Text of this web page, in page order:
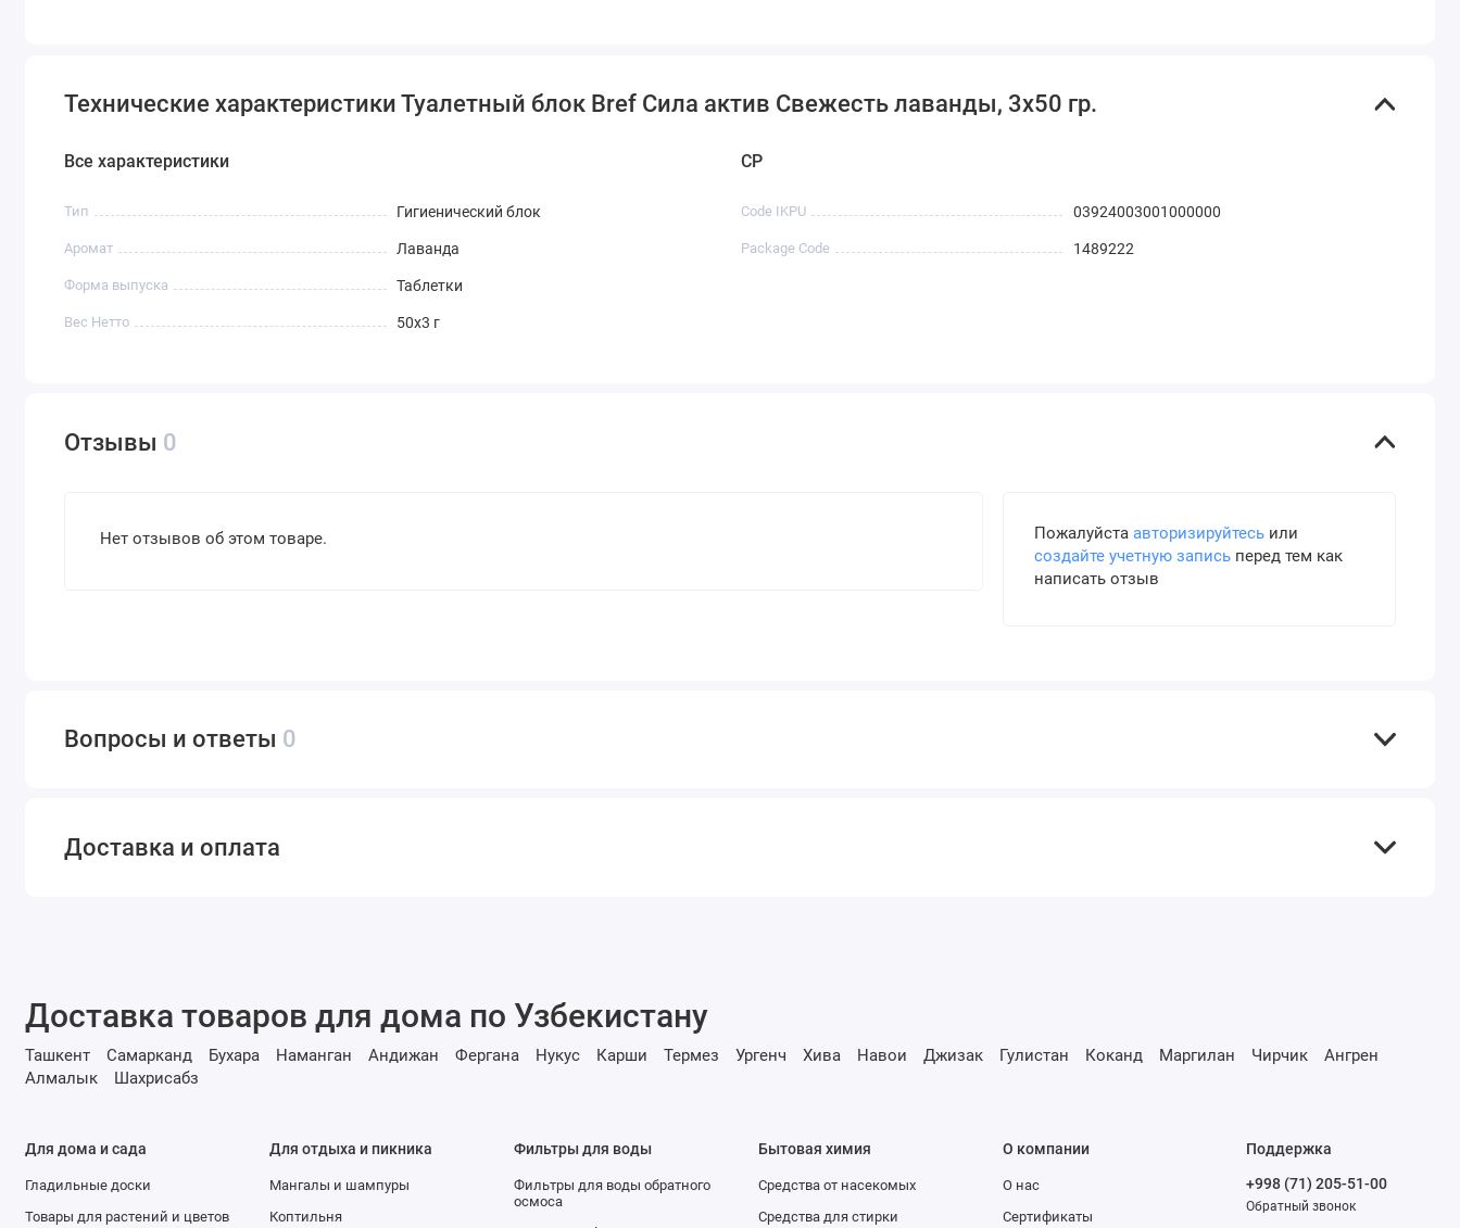
Технические характеристики Туалетный блок Bref Сила актив Свежесть лаванды, 3х50 гр.
Все характеристики
Тип Гигиенический блок
Аромат Лаванда
Форма выпуска Таблетки
Вес Нетто 50х3 г
CP
Code IKPU 03924003001000000
Package Code 1489222
Отзывы 0
Нет отзывов об этом товаре. Пожалуйста авторизируйтесьили
создайте учетную записьперед тем как
написать отзыв
Вопросы и ответы 0
Доставка и оплата
Доставка товаров для дома по Узбекистану
Ташкент Самарканд Бухара Наманган Андижан Фергана Нукус Карши Термез Ургенч Хива Навои Джизак Гулистан Коканд Маргилан Чирчик
Ангрен
Алмалык
Шахрисабз
Для дома и сада
Гладильные доски
Товары для растений и цветов
Для отдыха и пикника
Мангалы и шампуры
Коптильня
Фильтры для воды
Фильтры для воды обратного
осмоса
Бытовая химия
Средства от насекомых
Средства для стирки
О компании
О нас
Сертификаты
Поддержка
+998 (71) 205-51-00
Обратный звонок